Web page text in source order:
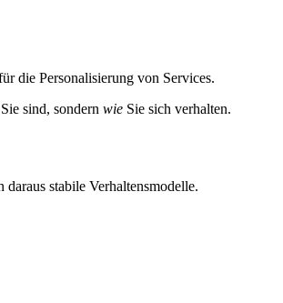
die Personalisierung von Services.
sind, sondern wie Sie sich verhalten.
stabile Verhaltensmodelle.